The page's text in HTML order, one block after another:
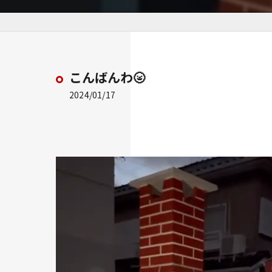
こんばんわ🌝
2024/01/17